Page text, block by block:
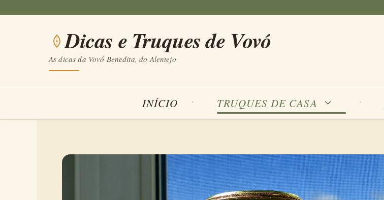
conteúdo
Dicas e Truques de Vovó
As dicas da Vovó Benedita, do Alentejo
INÍCIO TRUQUES DE CASA